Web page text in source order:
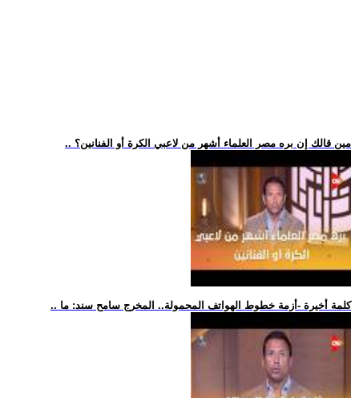
.. مين قالك إن بره مصر العلماء أشهر من لاعبي الكرة أو الفنانين؟
.. كلمة أخيرة -أزمة خطوط الهواتف المحمولة.. المخرج سامح سند: ما